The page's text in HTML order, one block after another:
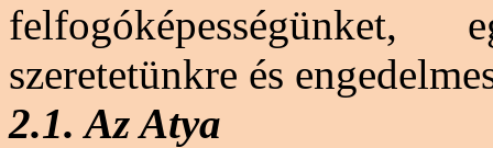
szeretetünkre és
2.1. Az Atya